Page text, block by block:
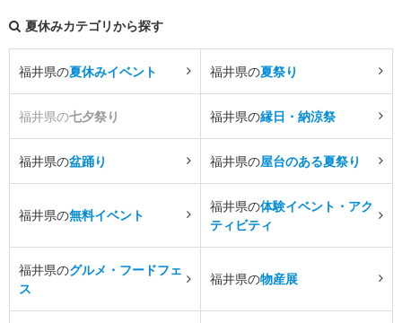
夏休みカテゴリから探す
福井県の夏休みイベント 福井県の夏祭り
福井県の七夕祭り 福井県の縁日・納涼祭
福井県の盆踊り 福井県の屋台のある夏祭り
福井県の無料イベント
福井県の体験イベント・アク
ティビティ
福井県のグルメ・フードフェ
ス
福井県の物産展